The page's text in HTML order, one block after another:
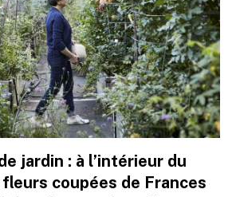
jardin : à l’intérieur du
coupées de Frances